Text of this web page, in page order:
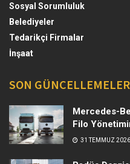
Sosyal Sorumluluk
Belediyeler
Tedarikçi Firmalar
İnşaat
SON GÜNCELLEMELER
Mercedes-
Filo
31 TEMMUZ 2026